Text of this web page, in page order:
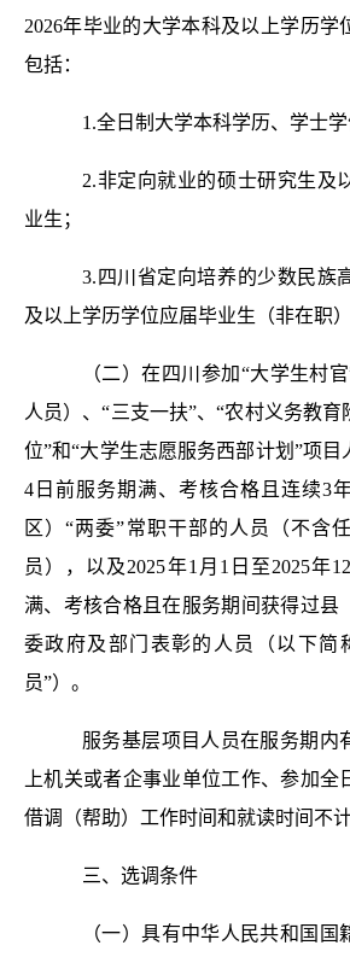
2026年毕业的大学本科及以上学历学
包括：
1.全日制大学本科学历、学士学
2.非定向就业的硕士研究生及
业生；
3.四川省定向培养的少数民族
及以上学历学位应届毕业生（非在职）
（二）在四川参加“大学生村
人员）、“三支一扶”、“农村义务教
位”和“大学生志愿服务西部计划”项目
4日前服务期满、考核合格且连续3
区）“两委”常职干部的人员（不含
员），以及2025年1月1日至2025年
满、考核合格且在服务期间获得过县
委政府及部门表彰的人员（以下简
员”）。
服务基层项目人员在服务期内
上机关或者企事业单位工作、参加全
借调（帮助）工作时间和就读时间不
三、选调条件
（一）具有中华人民共和国